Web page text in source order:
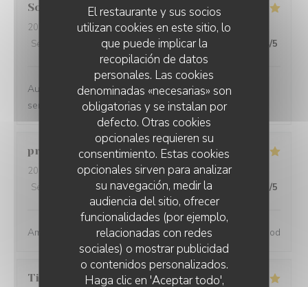
El restaurante y sus socios
utilizan cookies en este sitio, lo
que puede implicar la
recopilación de datos
personales. Las cookies
denominadas «necesarias» son
obligatorias y se instalan por
defecto. Otras cookies
opcionales requieren su
consentimiento. Estas cookies
opcionales sirven para analizar
su navegación, medir la
audiencia del sitio, ofrecer
funcionalidades (por ejemplo,
relacionadas con redes
sociales) o mostrar publicidad
o contenidos personalizados.
Haga clic en 'Aceptar todo',
Sophie
2024-06-04- 19:00 - Invitados 2
Servicio
Ambiente:5/5 Menú:4/5 Calidad / Precio 4/5
Au top !! Belle carte des vins , nourriture très bonne,
service sympa :)
pranat
2024-06-06- 20:00 - Invitados 3
Servicio
Ambiente: 5/5 Menú :5/5 Calidad / Precio /5
Amazing place, excellent service and great wine and food
Tiphaine B